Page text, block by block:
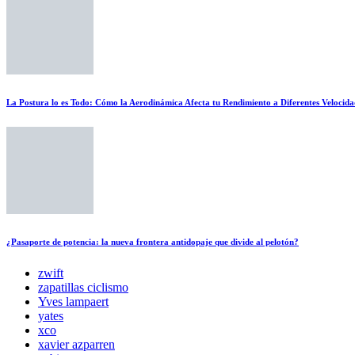
La Postura lo es Todo: Cómo la Aerodinámica Afecta tu Rendimiento a Diferentes
¿Pasaporte de potencia: la nueva frontera antidopaje que divide al pelotón?
zwift
zapatillas ciclismo
Yves lampaert
yates
xco
xavier azparren